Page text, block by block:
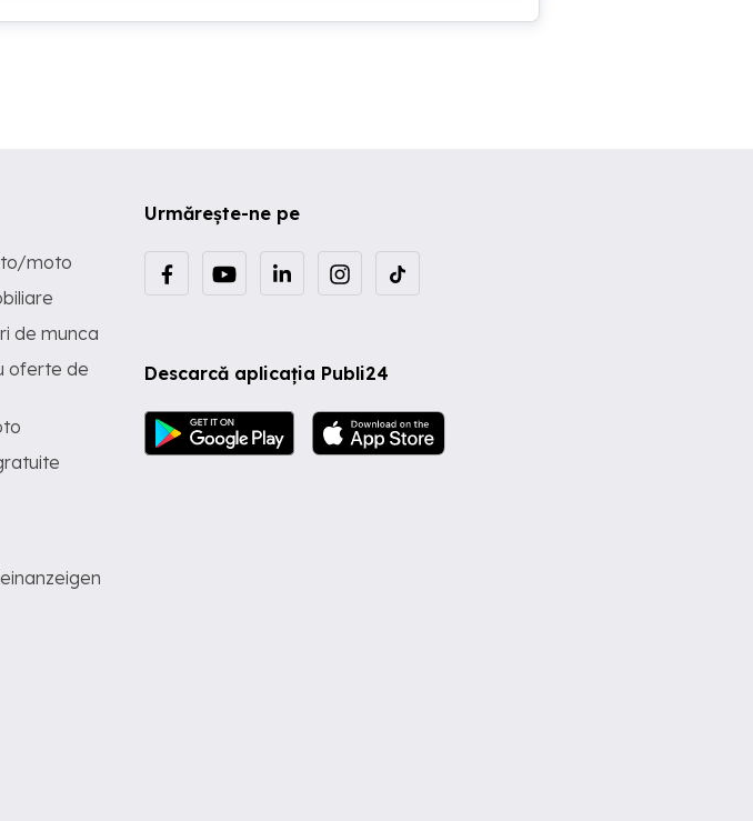
Urmărește-ne pe
Descarcă aplicația Publi24
moto
de munca
oferte de